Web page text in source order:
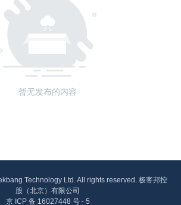
暂无发布的内容
Technology Ltd. All rights reserved. 极客邦控
股（北京）有限公司
京 ICP 备 16027448 号 - 5